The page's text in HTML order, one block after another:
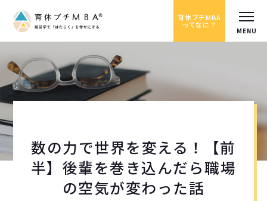
育休プチMBA
ってなに？
数の力で世界を変える！【前
半】後輩を巻き込んだら職場
の空気が変わった話